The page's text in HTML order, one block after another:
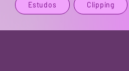
Estudos Clipping